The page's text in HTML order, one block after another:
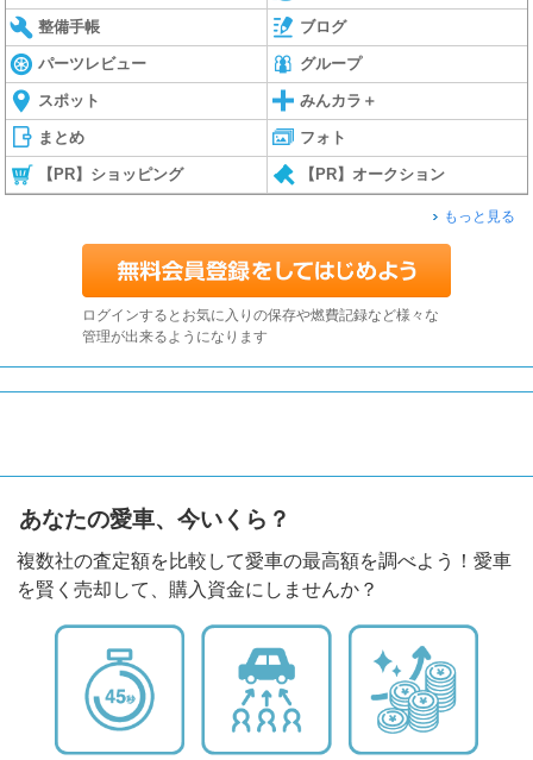
整備手帳 ブログ
パーツレビュー グループ
スポット みんカラ＋
まとめ フォト
【PR】ショッピング 【PR】オークション
もっと見る
ログインするとお気に入りの保存や燃費記録など様々な
管理が出来るようになります
あなたの愛車、今いくら？
複数社の査定額を比較して愛車の最高額を調べよう！愛車
を賢く売却して、購入資金にしませんか？